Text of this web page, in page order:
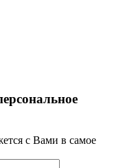
с Вами в самое